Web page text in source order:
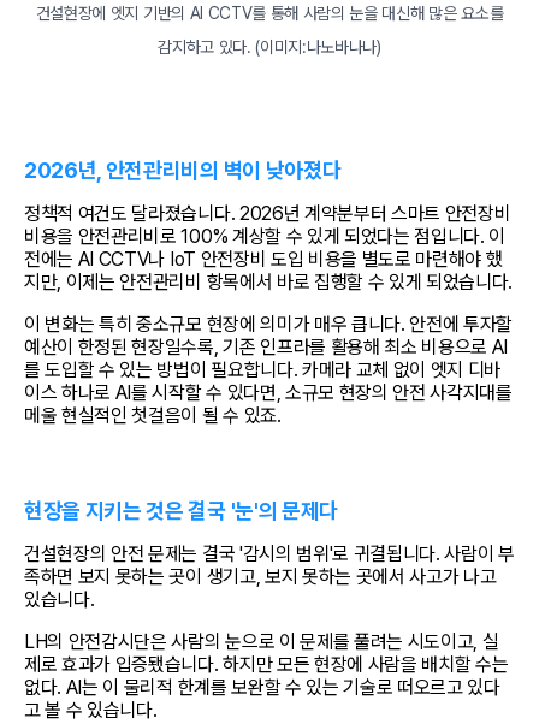
건설현장에 엣지 기반의 AI CCTV를 통해 사람의 눈을 대신해 많은 요소를
감지하고 있다. (이미지:나노바나나)
2026년, 안전관리비의 벽이 낮아졌다
정책적 여건도 달라졌습니다. 2026년 계약분부터 스마트 안전장비
비용을 안전관리비로 100% 계상할 수 있게 되었다는 점입니다. 이
전에는 AI CCTV나 IoT 안전장비 도입 비용을 별도로 마련해야 했
지만, 이제는 안전관리비 항목에서 바로 집행할 수 있게 되었습니다.
이 변화는 특히 중소규모 현장에 의미가 매우 큽니다. 안전에 투자할
예산이 한정된 현장일수록, 기존 인프라를 활용해 최소 비용으로 AI
를 도입할 수 있는 방법이 필요합니다. 카메라 교체 없이 엣지 디바
이스 하나로 AI를 시작할 수 있다면, 소규모 현장의 안전 사각지대를
메울 현실적인 첫걸음이 될 수 있죠.
현장을 지키는 것은 결국 '눈'의 문제다
건설현장의 안전 문제는 결국 '감시의 범위'로 귀결됩니다. 사람이 부
족하면 보지 못하는 곳이 생기고, 보지 못하는 곳에서 사고가 나고
있습니다.
LH의 안전감시단은 사람의 눈으로 이 문제를 풀려는 시도이고, 실
제로 효과가 입증됐습니다. 하지만 모든 현장에 사람을 배치할 수는
없다. AI는 이 물리적 한계를 보완할 수 있는 기술로 떠오르고 있다
고 볼 수 있습니다.